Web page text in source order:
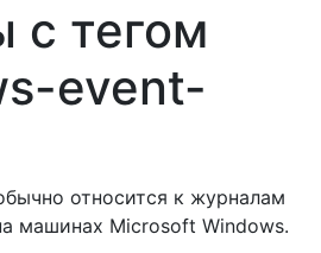
с тегом
event-
относится к журналам
машинах Microsoft Windows.